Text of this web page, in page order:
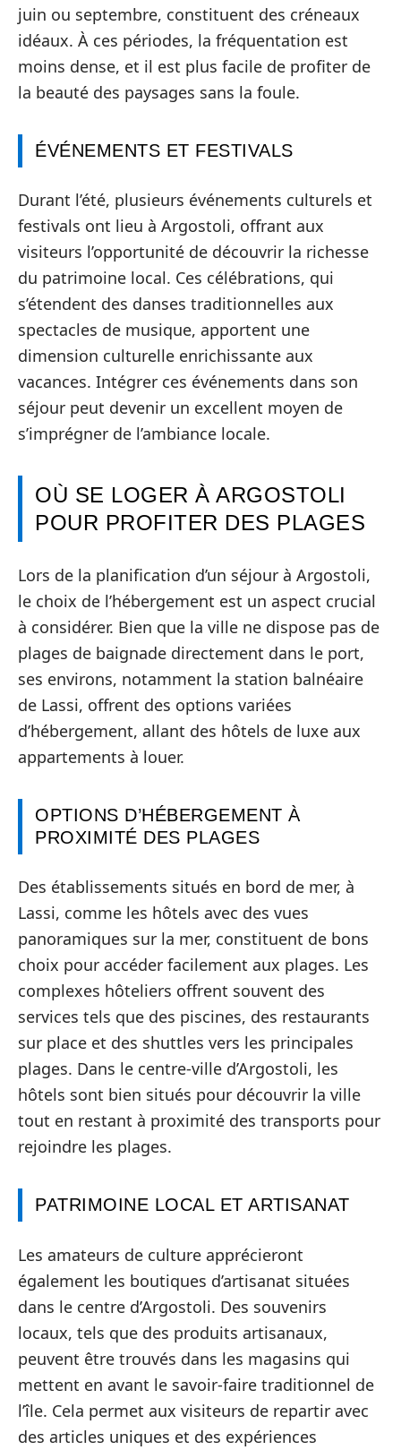
juin ou septembre, constituent des créneaux
idéaux. À ces périodes, la fréquentation est
moins dense, et il est plus facile de profiter de
la beauté des paysages sans la foule.
ÉVÉNEMENTS ET FESTIVALS
Durant l’été, plusieurs événements culturels et
festivals ont lieu à Argostoli, offrant aux
visiteurs l’opportunité de découvrir la richesse
du patrimoine local. Ces célébrations, qui
s’étendent des danses traditionnelles aux
spectacles de musique, apportent une
dimension culturelle enrichissante aux
vacances. Intégrer ces événements dans son
séjour peut devenir un excellent moyen de
s’imprégner de l’ambiance locale.
OÙ SE LOGER À ARGOSTOLI
POUR PROFITER DES PLAGES
Lors de la planification d’un séjour à Argostoli,
le choix de l’hébergement est un aspect crucial
à considérer. Bien que la ville ne dispose pas de
plages de baignade directement dans le port,
ses environs, notamment la station balnéaire
de Lassi, offrent des options variées
d’hébergement, allant des hôtels de luxe aux
appartements à louer.
OPTIONS D’HÉBERGEMENT À
PROXIMITÉ DES PLAGES
Des établissements situés en bord de mer, à
Lassi, comme les hôtels avec des vues
panoramiques sur la mer, constituent de bons
choix pour accéder facilement aux plages. Les
complexes hôteliers offrent souvent des
services tels que des piscines, des restaurants
sur place et des shuttles vers les principales
plages. Dans le centre-ville d’Argostoli, les
hôtels sont bien situés pour découvrir la ville
tout en restant à proximité des transports pour
rejoindre les plages.
PATRIMOINE LOCAL ET ARTISANAT
Les amateurs de culture apprécieront
également les boutiques d’artisanat situées
dans le centre d’Argostoli. Des souvenirs
locaux, tels que des produits artisanaux,
peuvent être trouvés dans les magasins qui
mettent en avant le savoir-faire traditionnel de
l’île. Cela permet aux visiteurs de repartir avec
des articles uniques et des expériences